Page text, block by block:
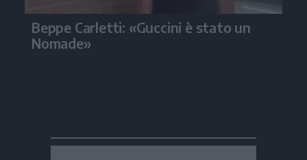
Beppe Carletti: «Guccini è stato un
Nomade»